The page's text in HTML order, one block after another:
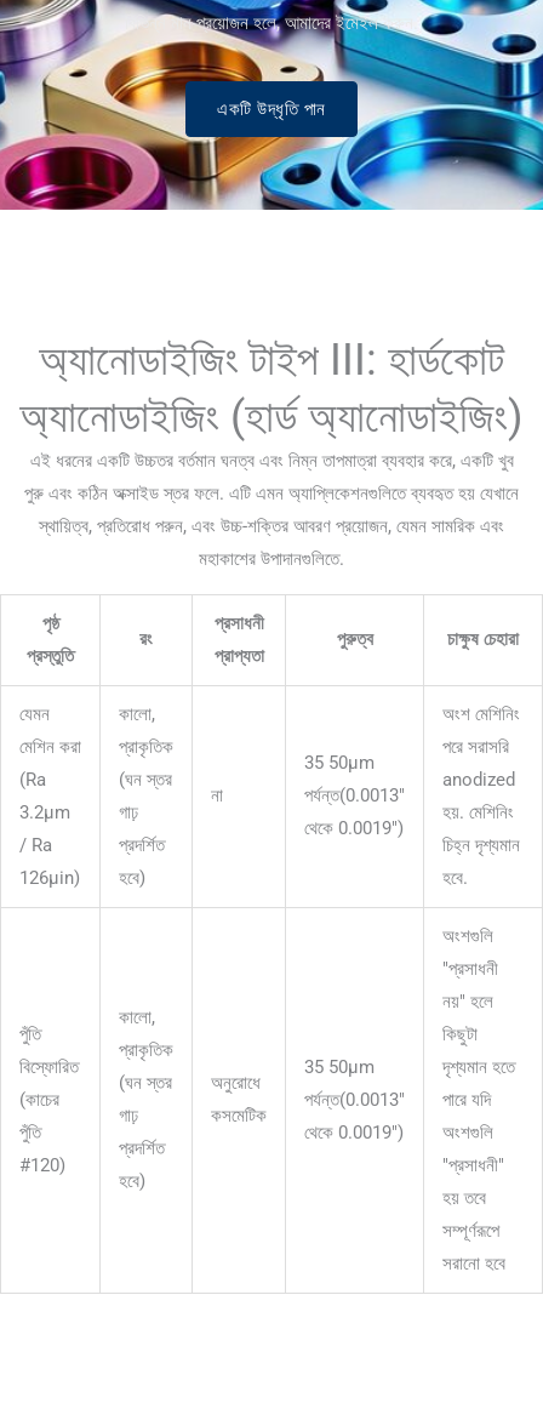
বিভিন্ন মান প্রয়োজন হলে, আমাদের ইমেইল করুন.
একটি উদ্ধৃতি পান
অ্যানোডাইজিং টাইপ III: হার্ডকোট
অ্যানোডাইজিং (হার্ড অ্যানোডাইজিং)
এই ধরনের একটি উচ্চতর বর্তমান ঘনত্ব এবং নিম্ন তাপমাত্রা ব্যবহার করে, একটি খুব
পুরু এবং কঠিন অক্সাইড স্তর ফলে. এটি এমন অ্যাপ্লিকেশনগুলিতে ব্যবহৃত হয় যেখানে
স্থায়িত্ব, প্রতিরোধ পরুন, এবং উচ্চ-শক্তির আবরণ প্রয়োজন, যেমন সামরিক এবং
মহাকাশের উপাদানগুলিতে.
পৃষ্ঠ
প্রস্তুতি
রং
প্রসাধনী
প্রাপ্যতা
পুরুত্ব চাক্ষুষ চেহারা
যেমন
মেশিন করা
(Ra
3.2μm
/ Ra
126μin)
কালো,
প্রাকৃতিক
(ঘন স্তর
গাঢ়
প্রদর্শিত
হবে)
না
35 50μm
পর্যন্ত(0.0013"
থেকে 0.0019")
অংশ মেশিনিং
পরে সরাসরি
anodized
হয়. মেশিনিং
চিহ্ন দৃশ্যমান
হবে.
পুঁতি
বিস্ফোরিত
(কাচের
পুঁতি
#120)
কালো,
প্রাকৃতিক
(ঘন স্তর
গাঢ়
প্রদর্শিত
হবে)
অনুরোধে
কসমেটিক
35 50μm
পর্যন্ত(0.0013"
থেকে 0.0019")
অংশগুলি
"প্রসাধনী
নয়" হলে
কিছুটা
দৃশ্যমান হতে
পারে যদি
অংশগুলি
"প্রসাধনী"
হয় তবে
সম্পূর্ণরূপে
সরানো হবে